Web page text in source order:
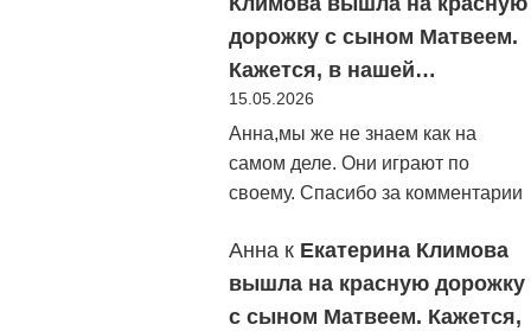
дорожку с сыном Матвеем.
Кажется, в нашей…
15.05.2026
Анна,мы же не знаем как на
самом деле. Они играют по
своему. Спасибо за комментарии
Анна к Екатерина Климова
вышла на красную дорожку
с сыном Матвеем. Кажется,